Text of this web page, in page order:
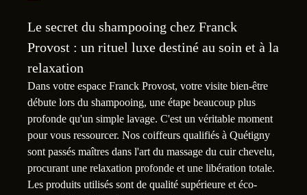
Le secret du shampooing chez Franck
Provost : un rituel luxe destiné au soin et à la
relaxation
Dans votre espace Franck Provost, votre visite bien-être
débute lors du shampooing, une étape beaucoup plus
profonde qu'un simple lavage. C'est un véritable moment
pour vous ressourcer. Nos coiffeurs qualifiés à Quétigny
sont passés maîtres dans l'art du massage du cuir chevelu,
procurant une relaxation profonde et une libération totale.
Les produits utilisés sont de qualité supérieure et éco-